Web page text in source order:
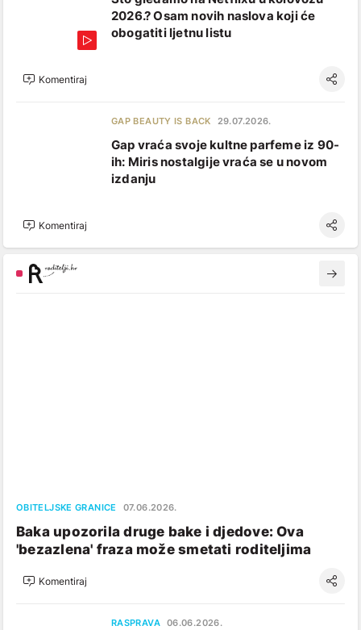
2026.? Osam novih naslova koji će
obogatiti ljetnu listu
Komentiraj
GAP BEAUTY IS BACK 29.07.2026.
Gap vraća svoje kultne parfeme iz 90-
ih: Miris nostalgije vraća se u novom
izdanju
Komentiraj
OBITELJSKE GRANICE 07.06.2026.
Baka upozorila druge bake i djedove: Ova
'bezazlena' fraza može smetati roditeljima
Komentiraj
RASPRAVA 06.06.2026.